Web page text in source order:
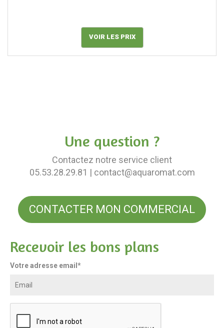
VOIR LES PRIX
Une question ?
Contactez notre service client
05.53.28.29.81 | contact@aquaromat.com
CONTACTER MON COMMERCIAL
Recevoir les bons plans
Votre adresse email*